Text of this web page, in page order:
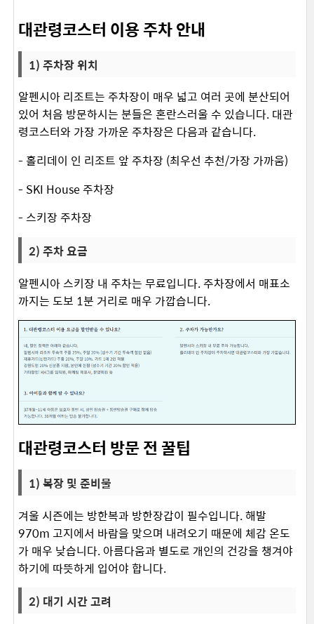
대관령코스터 이용 주차 안내
1) 주차장 위치
알펜시아 리조트는 주차장이 매우 넓고 여러 곳에 분산되어
있어 처음 방문하시는 분들은 혼란스러울 수 있습니다. 대관
령코스터와 가장 가까운 주차장은 다음과 같습니다. ​
- 홀리데이 인 리조트 앞 주차장 (최우선 추천/가장 가까움)
- SKI House 주차장
- 스키장 주차장
2) 주차 요금
알펜시아 스키장 내 주차는 무료입니다. 주차장에서 매표소
까지는 도보 1분 거리로 매우 가깝습니다. ​
대관령코스터 방문 전 꿀팁
1) 복장 및 준비물
겨울 시즌에는 방한복과 방한장갑이 필수입니다. 해발
970m 고지에서 바람을 맞으며 내려오기 때문에 체감 온도
가 매우 낮습니다. 아름다움과 별도로 개인의 건강을 챙겨야
하기에 따뜻하게 입어야 합니다. ​
2) 대기 시간 고려